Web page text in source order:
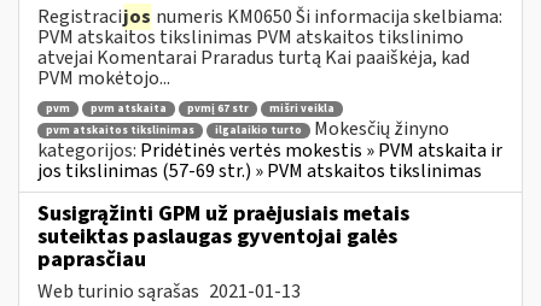
Registracijos numeris KM0650 Ši informacija skelbiama:
PVM atskaitos tikslinimas PVM atskaitos tikslinimo
atvejai Komentarai Praradus turtą Kai paaiškėja, kad
PVM mokėtojo...
pvm pvm atskaita pvmį 67 str
mišri veikla
pvm atskaitos tikslinimas
ilgalaikio turto
Mokesčių žinyno
kategorijos: Pridėtinės vertės mokestis » PVM atskaita ir
jos tikslinimas (57-69 str.) » PVM atskaitos tikslinimas
Susigrąžinti GPM už praėjusiais metais
suteiktas paslaugas gyventojai galės
paprasčiau
Web turinio sąrašas 2021-01-13